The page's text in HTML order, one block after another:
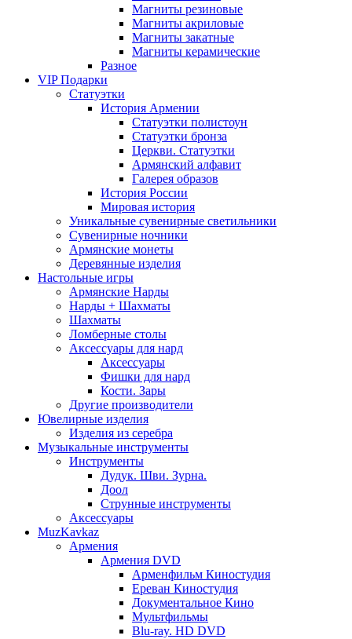
Магниты резиновые
Магниты акриловые
Магниты закатные
Магниты керамические
Разное
VIP Подарки
Статуэтки
История Армении
Статуэтки полистоун
Статуэтки бронза
Церкви. Статуэтки
Армянский алфавит
Галерея образов
История России
Мировая история
Уникальные сувенирные светильники
Сувенирные ночники
Армянские монеты
Деревянные изделия
Настольные игры
Армянские Нарды
Нарды + Шахматы
Шахматы
Ломберные столы
Аксессуары для нард
Аксессуары
Фишки для нард
Кости. Зары
Другие производители
Ювелирные изделия
Изделия из серебра
Музыкальные инструменты
Инструменты
Дудук. Шви. Зурна.
Доол
Струнные инструменты
Аксессуары
MuzKavkaz
Армения
Армения DVD
Арменфильм Киностудия
Ереван Киностудия
Документальное Кино
Мультфильмы
Blu-ray. HD DVD